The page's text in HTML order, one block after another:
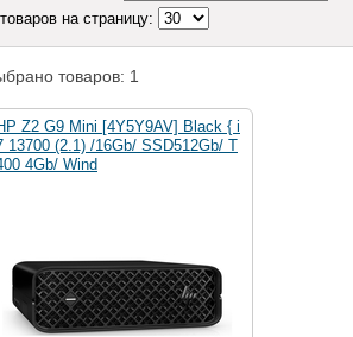
товаров на страницу:
товаров: 1
Z2 G9 Mini [4Y5Y9AV] Black { i
13700 (2.1) /16Gb/ SSD512Gb/ T
4Gb/ Wind